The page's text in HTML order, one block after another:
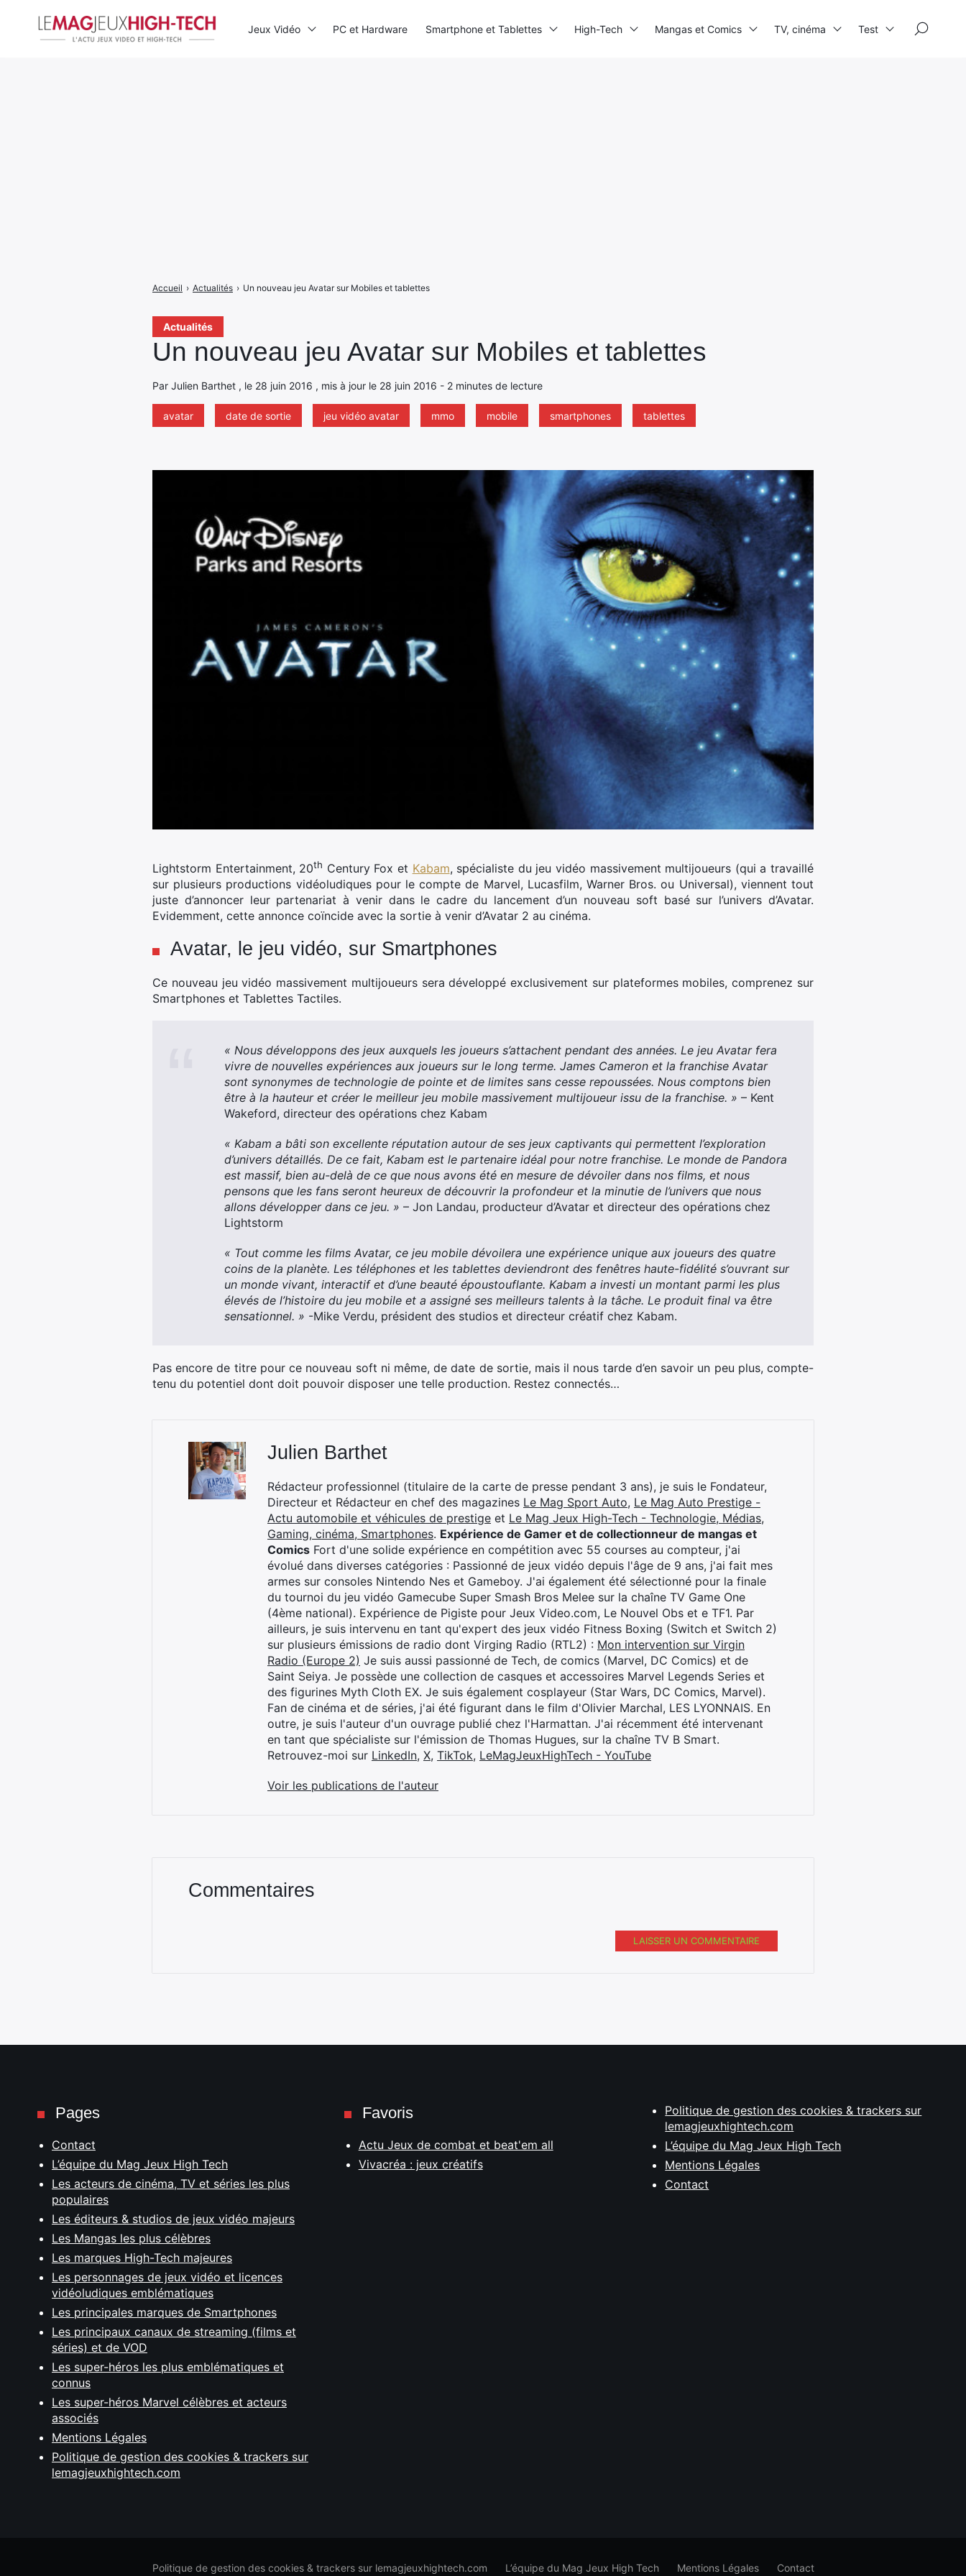
Actualités
Un nouveau jeu Avatar sur Mobiles et tablettes
Par Julien Barthet , le 28 juin 2016 , mis à jour le 28 juin 2016 - 2 minutes de lecture
avatar date de sortie jeu vidéo avatar mmo mobile smartphones tablettes
Accueil › Actualités › Un nouveau jeu Avatar sur Mobiles et tablettes
Lightstorm Entertainment, 20th Century Fox et Kabam, spécialiste du jeu vidéo massivement multijoueurs (qui a travaillé
sur plusieurs productions vidéoludiques pour le compte de Marvel, Lucasfilm, Warner Bros. ou Universal), viennent tout
juste d’annoncer leur partenariat à venir dans le cadre du lancement d’un nouveau soft basé sur l’univers d’Avatar.
Evidemment, cette annonce coïncide avec la sortie à venir d’Avatar 2 au cinéma.
Avatar, le jeu vidéo, sur Smartphones
Ce nouveau jeu vidéo massivement multijoueurs sera développé exclusivement sur plateformes mobiles, comprenez sur
Smartphones et Tablettes Tactiles.
« Nous développons des jeux auxquels les joueurs s’attachent pendant des années. Le jeu Avatar fera
vivre de nouvelles expériences aux joueurs sur le long terme. James Cameron et la franchise Avatar
sont synonymes de technologie de pointe et de limites sans cesse repoussées. Nous comptons bien
être à la hauteur et créer le meilleur jeu mobile massivement multijoueur issu de la franchise. » – Kent
Wakeford, directeur des opérations chez Kabam
« Kabam a bâti son excellente réputation autour de ses jeux captivants qui permettent l’exploration
d’univers détaillés. De ce fait, Kabam est le partenaire idéal pour notre franchise. Le monde de Pandora
est massif, bien au-delà de ce que nous avons été en mesure de dévoiler dans nos films, et nous
pensons que les fans seront heureux de découvrir la profondeur et la minutie de l’univers que nous
allons développer dans ce jeu. » – Jon Landau, producteur d’Avatar et directeur des opérations chez
Lightstorm
« Tout comme les films Avatar, ce jeu mobile dévoilera une expérience unique aux joueurs des quatre
coins de la planète. Les téléphones et les tablettes deviendront des fenêtres haute-fidélité s’ouvrant sur
un monde vivant, interactif et d’une beauté époustouflante. Kabam a investi un montant parmi les plus
élevés de l’histoire du jeu mobile et a assigné ses meilleurs talents à la tâche. Le produit final va être
sensationnel. » -Mike Verdu, président des studios et directeur créatif chez Kabam.
Pas encore de titre pour ce nouveau soft ni même, de date de sortie, mais il nous tarde d’en savoir un peu plus, compte-
tenu du potentiel dont doit pouvoir disposer une telle production. Restez connectés…
Julien Barthet
Rédacteur professionnel (titulaire de la carte de presse pendant 3 ans), je suis le Fondateur,
Directeur et Rédacteur en chef des magazines Le Mag Sport Auto, Le Mag Auto Prestige -
Actu automobile et véhicules de prestige et Le Mag Jeux High-Tech - Technologie, Médias,
Gaming, cinéma, Smartphones. Expérience de Gamer et de collectionneur de mangas et
Comics Fort d'une solide expérience en compétition avec 55 courses au compteur, j'ai
évolué dans diverses catégories : Passionné de jeux vidéo depuis l'âge de 9 ans, j'ai fait mes
armes sur consoles Nintendo Nes et Gameboy. J'ai également été sélectionné pour la finale
du tournoi du jeu vidéo Gamecube Super Smash Bros Melee sur la chaîne TV Game One
(4ème national). Expérience de Pigiste pour Jeux Video.com, Le Nouvel Obs et e TF1. Par
ailleurs, je suis intervenu en tant qu'expert des jeux vidéo Fitness Boxing (Switch et Switch 2)
sur plusieurs émissions de radio dont Virging Radio (RTL2) : Mon intervention sur Virgin
Radio (Europe 2) Je suis aussi passionné de Tech, de comics (Marvel, DC Comics) et de
Saint Seiya. Je possède une collection de casques et accessoires Marvel Legends Series et
des figurines Myth Cloth EX. Je suis également cosplayeur (Star Wars, DC Comics, Marvel).
Fan de cinéma et de séries, j'ai été figurant dans le film d'Olivier Marchal, LES LYONNAIS. En
outre, je suis l'auteur d'un ouvrage publié chez l'Harmattan. J'ai récemment été intervenant
en tant que spécialiste sur l'émission de Thomas Hugues, sur la chaîne TV B Smart.
Retrouvez-moi sur LinkedIn, X, TikTok, LeMagJeuxHighTech - YouTube
Voir les publications de l'auteur
Commentaires
LAISSER UN COMMENTAIRE
Jeux Vidéo PC et Hardware Smartphone et Tablettes High-Tech Mangas et Comics TV, cinéma Test
Pages
Contact
L’équipe du Mag Jeux High Tech
Les acteurs de cinéma, TV et séries les plus
populaires
Les éditeurs & studios de jeux vidéo majeurs
Les Mangas les plus célèbres
Les marques High-Tech majeures
Les personnages de jeux vidéo et licences
vidéoludiques emblématiques
Les principales marques de Smartphones
Les principaux canaux de streaming (films et
séries) et de VOD
Les super-héros les plus emblématiques et
connus
Les super-héros Marvel célèbres et acteurs
associés
Mentions Légales
Politique de gestion des cookies & trackers sur
lemagjeuxhightech.com
Favoris
Actu Jeux de combat et beat'em all
Vivacréa : jeux créatifs
Politique de gestion des cookies & trackers sur
lemagjeuxhightech.com
L’équipe du Mag Jeux High Tech
Mentions Légales
Contact
Politique de gestion des cookies & trackers sur lemagjeuxhightech.com L’équipe du Mag Jeux High Tech Mentions Légales Contact